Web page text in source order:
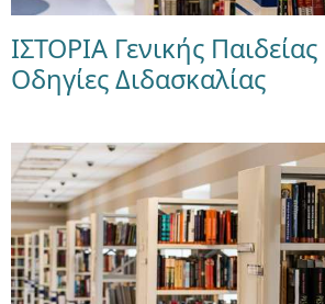
ΙΣΤΟΡΙΑ Γενικής
Οδηγίες Διδασκαλίας